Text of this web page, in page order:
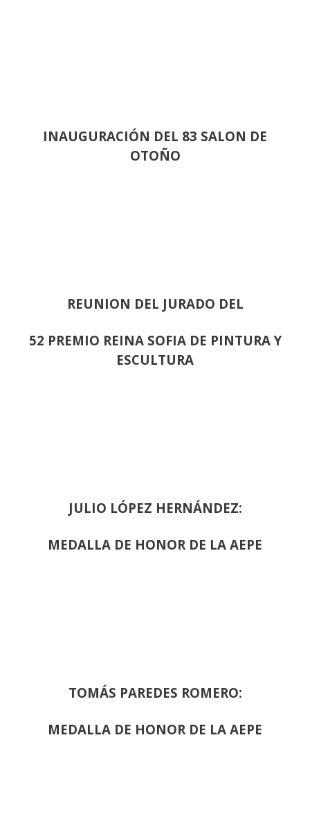
INAUGURACIÓN DEL 83 SALON DE
OTOÑO
REUNION DEL JURADO DEL
52 PREMIO REINA SOFIA DE PINTURA Y
ESCULTURA
JULIO LÓPEZ HERNÁNDEZ:
MEDALLA DE HONOR DE LA AEPE
TOMÁS PAREDES ROMERO:
MEDALLA DE HONOR DE LA AEPE